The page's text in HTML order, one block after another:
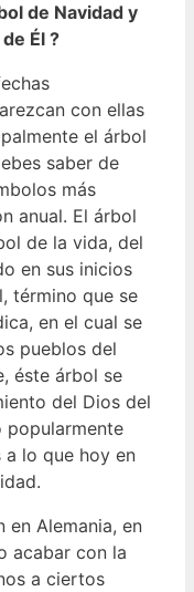
de Navidad y
Él ?
con ellas
el árbol
saber de
más
anual. El árbol
de la vida, del
en sus inicios
término que se
en el cual se
pueblos del
éste árbol se
del Dios del
popularmente
a lo que hoy en
en Alemania, en
acabar con la
a ciertos